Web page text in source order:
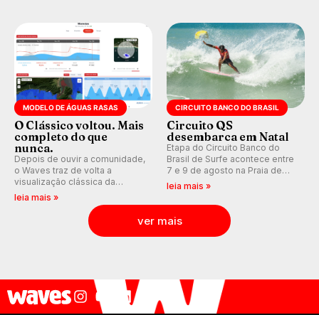
Kelly Slater convidado.
MODELO DE ÁGUAS RASAS
O Clássico voltou. Mais
completo do que
nunca.
Depois de ouvir a comunidade,
o Waves traz de volta a
visualização clássica da
previsão de águas rasas,
agora integrada à nova
plataforma e com previsão das
ondas para até 16 dias.
leia mais »
CIRCUITO BANCO DO BRASIL
Circuito QS
desembarca em Natal
Etapa do Circuito Banco do
Brasil de Surfe acontece entre
7 e 9 de agosto na Praia de
Miami (RN), em disputas
(QS) 4.000 e pela corrida por
vagas no Challenger Series.
leia mais »
ver mais